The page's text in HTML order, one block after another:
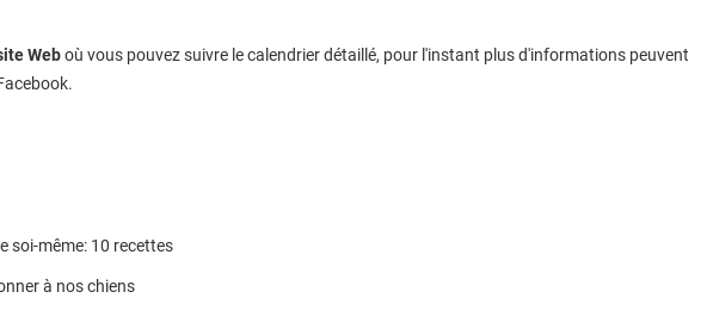
Weboù vous pouvez suivre le calendrier détaillé, pour l'instant plus d'informations peuvent
soi-même: 10 recettes
à nos chiens